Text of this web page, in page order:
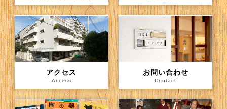
アクセス
Access
お問い合わせ
Contact